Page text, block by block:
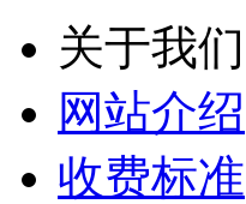
关于我们
网站介绍
收费标准